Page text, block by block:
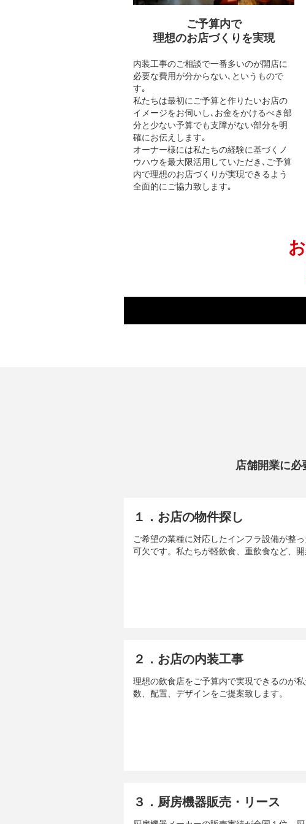
ご予算内で
理想のお店づくりを実現
内装工事のご相談で一番多いのが開店に
必要な費用が分からない､というもので
す｡
私たちは最初にご予算と作りたいお店の
イメージをお伺いし､お金をかけるべき部
分と少ない予算でも支障がない部分を明
確にお伝えします｡
オーナー様には私たちの経験に基づくノ
ウハウを最大限活用していただき､ご予算
内で理想のお店づくりが実現できるよう
全面的にご協力致します｡
店舗開業に
１．お店の物件探し
ご希望の業種に対応したインフラ設備が整
可欠です。私たちが軽飲食、重飲食など、
２．お店の内装工事
理想の飲食店をご予算内で実現できるのが
数、配置、デザインをご提案致します。
３．厨房機器販売・リース